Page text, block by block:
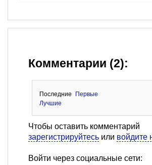
Комментарии (2):
Последние
Первые
Лучшие
Чтобы оставить комментарий
зарегистрируйтесь или войдите
Войти через социальные сети: